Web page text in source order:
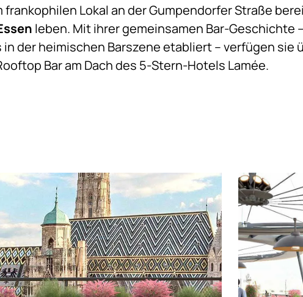
frankophilen Lokal an der Gumpendorfer Straße
leben. Mit ihrer gemeinsamen Bar-Geschichte
der heimischen Barszene etabliert – verfügen sie
Bar am Dach des 5-Stern-Hotels Lamée.